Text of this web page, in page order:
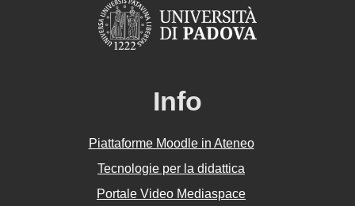
Info
Piattaforme Moodle in Ateneo
Tecnologie per la didattica
Portale Video Mediaspace